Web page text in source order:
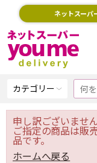
ネットスーパ
カテゴリー
申し訳ございません
ご指定の商品は販
品です。
ホームへ戻る